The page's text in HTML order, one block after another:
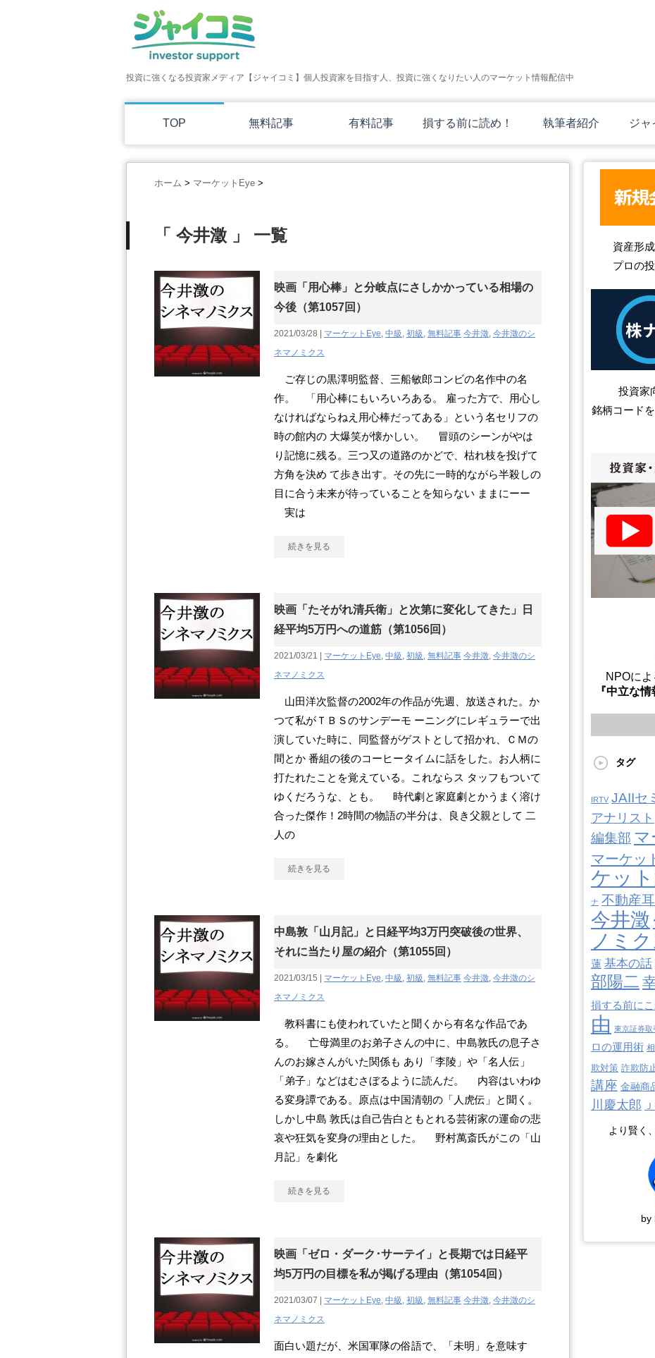
投資に強くなる投資家メディア【ジャイコミ】個人投資家を目指す人、投資に強くなりたい人のマーケット情報配信中
TOP 無料記事 有料記事 損する前に読め！ 執筆者紹介 ジャ
ホーム > マーケットEye >
「 今井澂 」 一覧
映画「用心棒」と分岐点にさしかかっている相場の
今後（第1057回）
2021/03/28 | マーケットEye, 中級 , 初級 , 無料記事 今井澂, 今井澂のシ
ネマノミクス
ご存じの黒澤明監督、三船敏郎コンビの名作中の名
作。 「用心棒にもいろいろある。 雇った方で、用心し
なければならねえ用心棒だってある」という名セリフの
時の館内の 大爆笑が懐かしい。 冒頭のシーンがやは
り記憶に残る。三つ又の道路のかどで、枯れ枝を投げて
方角を決め て歩き出す。その先に一時的ながら半殺しの
目に合う未来が待っていることを知らない ままにーー
実は
続きを見る
映画「たそがれ清兵衛」と次第に変化してきた」日
経平均5万円への道筋（第1056回）
2021/03/21 | マーケットEye, 中級 , 初級 , 無料記事 今井澂, 今井澂のシ
ネマノミクス
山田洋次監督の2002年の作品が先週、放送された。か
つて私がＴＢＳのサンデーモ ーニングにレギュラーで出
演していた時に、同監督がゲストとして招かれ、ＣＭの
間とか 番組の後のコーヒータイムに話をした。お人柄に
打たれたことを覚えている。これならス タッフもついて
ゆくだろうな、とも。 時代劇と家庭劇とかうまく溶け
合った傑作！2時間の物語の半分は、良き父親として 二
人の
続きを見る
中島敦「山月記」と日経平均3万円突破後の世界、
それに当たり屋の紹介（第1055回）
2021/03/15 | マーケットEye, 中級 , 初級 , 無料記事 今井澂, 今井澂のシ
ネマノミクス
教科書にも使われていたと聞くから有名な作品であ
る。 亡母満里のお弟子さんの中に、中島敦氏の息子さ
んのお嫁さんがいた関係も あり「李陵」や「名人伝」
「弟子」などはむさぼるように読んだ。 内容はいわゆ
る変身譚である。原点は中国清朝の「人虎伝」と聞く。
しかし中島 敦氏は自己告白ともとれる芸術家の運命の悲
哀や狂気を変身の理由とした。 野村萬斎氏がこの「山
月記」を劇化
続きを見る
映画「ゼロ・ダーク･サーテイ」と長期では日経平
均5万円の目標を私が掲げる理由（第1054回）
2021/03/07 | マーケットEye, 中級 , 初級 , 無料記事 今井澂, 今井澂のシ
ネマノミクス
面白い題だが、米国軍隊の俗語で、「未明」を意味す
資産形
プロの
投資家
銘柄コード
NPOに
『中立な
タグ
IRTV JAIIセ
アナリスト
編集部 マ
マーケッ
ケッ
ナ 不動産
今井澂
ノミク
蓮 基本の話
部陽二
損する前にこ
由 東京証券取
ロの運用術
欺対策 詐欺防
講座 金融商
川慶太郎
より賢く
by